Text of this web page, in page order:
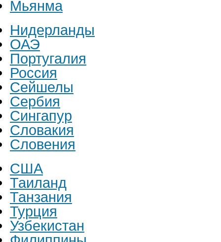
Мьянма
Нидерланды
ОАЭ
Португалия
Россия
Сейшелы
Сербия
Сингапур
Словакия
Словения
США
Таиланд
Танзания
Турция
Узбекистан